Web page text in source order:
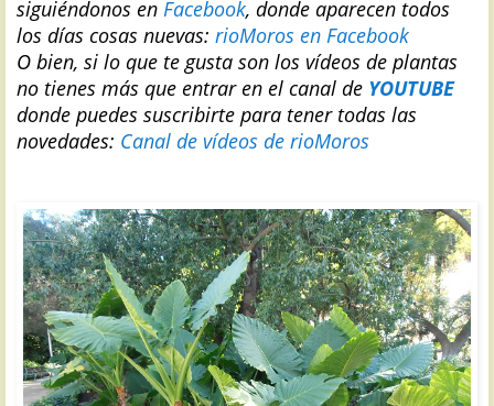
siguiéndonos en Facebook, donde aparecen todos
los días cosas nuevas: rioMoros en Facebook
O bien, si lo que te gusta son los vídeos de plantas
no tienes más que entrar en el canal de YOUTUBE
donde puedes suscribirte para tener todas las
novedades: Canal de vídeos de rioMoros